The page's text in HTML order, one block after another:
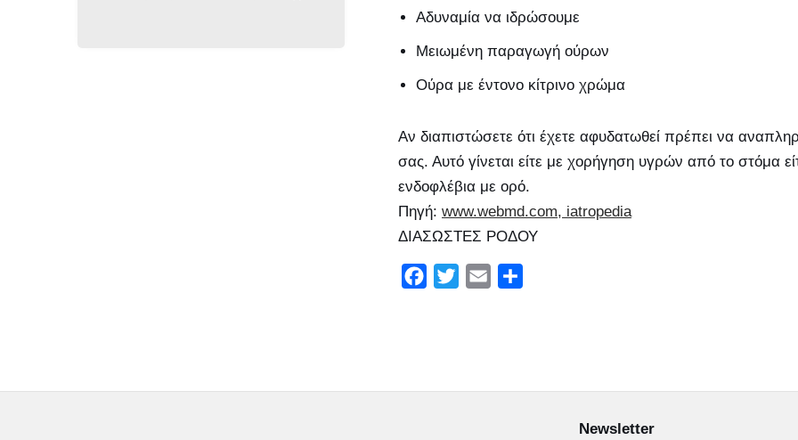
Αδυναμία να ιδρώσουμε
Μειωμένη παραγωγή ούρων
Ούρα με έντονο κίτρινο χρώμα
Αν διαπιστώσετε ότι έχετε αφυδατωθεί πρέπει να
σας. Αυτό γίνεται είτε με χορήγηση υγρών από το στόμα
ενδοφλέβια με ορό.
Πηγή: www.webmd.com, iatropedia
ΔΙΑΣΩΣΤΕΣ ΡΟΔΟΥ
Newsletter